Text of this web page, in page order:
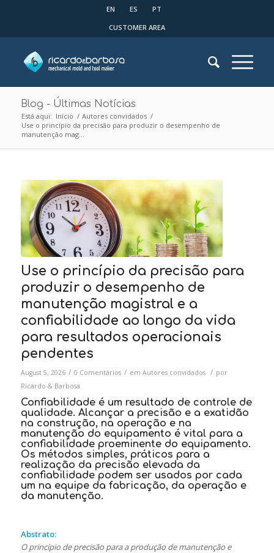
EN ES
PT
CUSTOMER AREA
Blog - Últimas Notícias
Está aqui: Início / Autores convidados /
Use o princípio da precisão para produzir o desempenho de
manutenção mag...
Use o princípio da precisão para
produzir o desempenho de
manutenção magistral e a
confiabilidade ao longo da vida
para resultados operacionais
pendentes
August 5, 2026 / 0 Comentários / em Autores convidados / por
Ricardo & Barbosa
Confiabilidade é um resultado de controle de
qualidade. Alcançar a precisão e a exatidão
na construção, na operação e na
manutenção do equipamento é vital para a
confiabilidade proeminente do equipamento.
Os métodos simples, práticos para a
realização da precisão elevada da
confiabilidade podem ser usados por cada
um na equipe da fabricação, da operação e
da manutenção.
Abstrato:
O princípio de precisão para a produção de manutenção e